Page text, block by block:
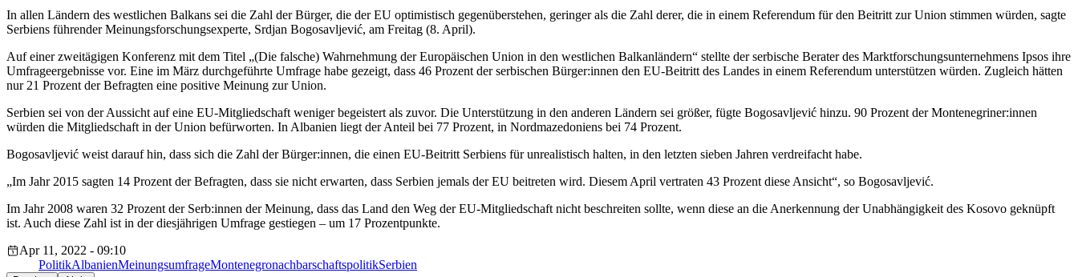
In allen Ländern des westlichen Balkans sei die Zahl der Bürger, die der EU optimistisch gegenüberstehen, geringer als die Zahl derer, die in einem Referendum für den Beitritt zur Union stimmen würden, sagte
Serbiens führender Meinungsforschungsexperte, Srdjan Bogosavljević, am Freitag (8. April).
Auf einer zweitägigen Konferenz mit dem Titel „(Die falsche) Wahrnehmung der Europäischen Union in den westlichen Balkanländern“ stellte der serbische Berater des Marktforschungsunternehmens Ipsos ihre
Umfrageergebnisse vor. Eine im März durchgeführte Umfrage habe gezeigt, dass 46 Prozent der serbischen Bürger:innen den EU-Beitritt des Landes in einem Referendum unterstützen würden. Zugleich hätten
nur 21 Prozent der Befragten eine positive Meinung zur Union.
Serbien sei von der Aussicht auf eine EU-Mitgliedschaft weniger begeistert als zuvor. Die Unterstützung in den anderen Ländern sei größer, fügte Bogosavljević hinzu. 90 Prozent der Montenegriner:innen
würden die Mitgliedschaft in der Union befürworten. In Albanien liegt der Anteil bei 77 Prozent, in Nordmazedoniens bei 74 Prozent.
Bogosavljević weist darauf hin, dass sich die Zahl der Bürger:innen, die einen EU-Beitritt Serbiens für unrealistisch halten, in den letzten sieben Jahren verdreifacht habe.
„Im Jahr 2015 sagten 14 Prozent der Befragten, dass sie nicht erwarten, dass Serbien jemals der EU beitreten wird. Diesem April vertraten 43 Prozent diese Ansicht“, so Bogosavljević.
Im Jahr 2008 waren 32 Prozent der Serb:innen der Meinung, dass das Land den Weg der EU-Mitgliedschaft nicht beschreiten sollte, wenn diese an die Anerkennung der Unabhängigkeit des Kosovo geknüpft
ist. Auch diese Zahl ist in der diesjährigen Umfrage gestiegen – um 17 Prozentpunkte.
Apr 11, 2022 - 09:10
PolitikAlbanienMeinungsumfrageMontenegronachbarschaftspolitikSerbien